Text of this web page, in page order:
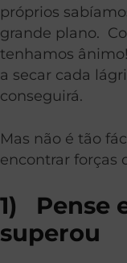
próprios
grande plano.
tenhamos
a secar cada
conseguirá.
Mas não é tão
encontrar forças
1)
Pense
superou